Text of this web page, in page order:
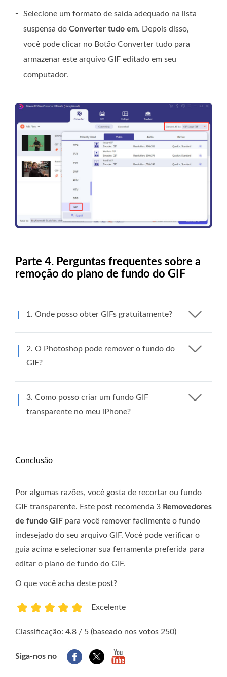
-
Selecione um formato de saída adequado na lista
suspensa do Converter tudo em. Depois disso,
você pode clicar no Botão Converter tudo para
armazenar este arquivo GIF editado em seu
computador.
Parte 4. Perguntas frequentes sobre a
remoção do plano de fundo do GIF
1. Onde posso obter GIFs gratuitamente?
2. O Photoshop pode remover o fundo do
GIF?
3. Como posso criar um fundo GIF
transparente no meu iPhone?
Conclusão
Por algumas razões, você gosta de recortar ou fundo
GIF transparente. Este post recomenda 3 Removedores
de fundo GIF para você remover facilmente o fundo
indesejado do seu arquivo GIF. Você pode verificar o
guia acima e selecionar sua ferramenta preferida para
editar o plano de fundo do GIF.
O que você acha deste post?
Excelente
Classificação: 4.8 / 5 (baseado nos votos 250)
Siga-nos no